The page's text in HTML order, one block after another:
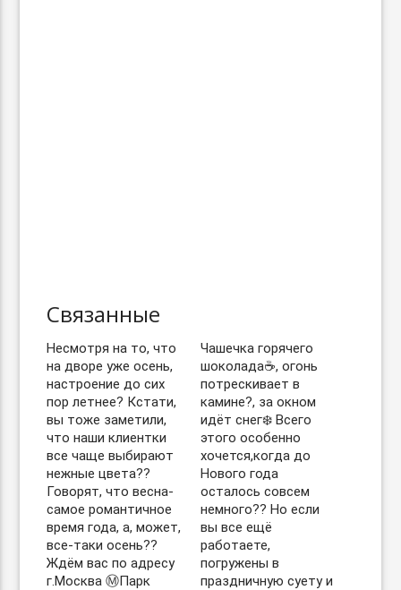
Связанные
Несмотря на то, что
на дворе уже осень,
настроение до сих
пор летнее? Кстати,
вы тоже заметили,
что наши клиентки
все чаще выбирают
нежные цвета??
Говорят, что весна-
самое романтичное
время года, а, может,
все-таки осень??
Ждём вас по адресу
г.Москва Ⓜ️Парк
Чашечка горячего
шоколада☕️, огонь
потрескивает в
камине?, за окном
идёт снег❄️ Всего
этого особенно
хочется,когда до
Нового года
осталось совсем
немного?? Но если
вы все ещё
работаете,
погружены в
праздничную суету и